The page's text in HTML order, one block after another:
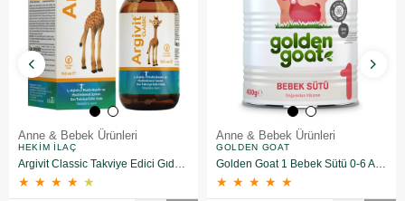
Anne & Bebek Ürünleri
HEKIM İLAÇ
Argivit Classic Takviye Edici Gıda 150 ml
★ ★ ★ ★ ★
Anne & Bebek Ürünleri
GOLDEN GOAT
Golden Goat 1 Bebek Sütü 0-6 Ay 400 gr 6 Adet
★ ★ ★ ★ ★